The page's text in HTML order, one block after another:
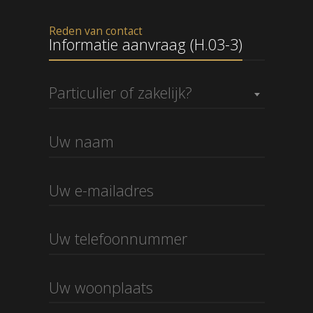
Reden van contact
Informatie aanvraag (H.03-3)
Particulier of zakelijk?